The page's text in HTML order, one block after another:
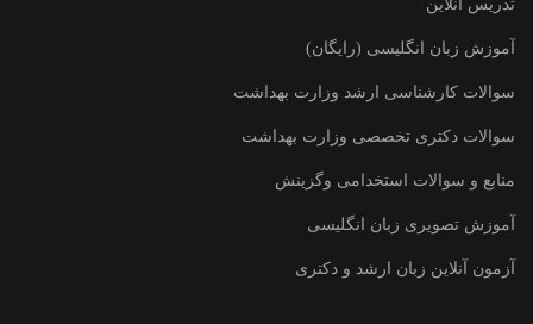
تدریس آنلاین
آموزش زبان انگلیسی (رایگان)
سوالات کارشناسی ارشد وزارت بهداشت
سوالات دکتری تخصصی وزارت بهداشت
منابع و سوالات استخدامی وگزینش
آموزش تصویری زبان انگلیسی
آزمون آنلاین زبان ارشد و دکتری